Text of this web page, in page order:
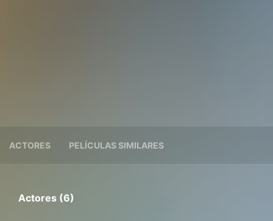
ACTORES PELÍCULAS SIMILARES
Actores (6)